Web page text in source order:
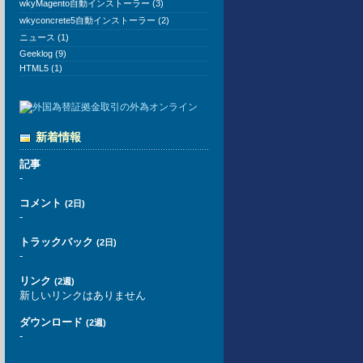
wkyMagento自動インストーラー (3)
wkyconcrete5自動インストーラー (2)
ニュース (1)
Geeklog (9)
HTML5 (1)
新着情報
記事
-
コメント (2日)
-
トラックバック (2日)
-
リンク (2週)
新しいリンクはありません
ダウンロード (2週)
-